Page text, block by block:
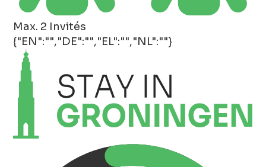
Max. 2 Invités
{"EN":"","DE":"","EL":"","NL":""}